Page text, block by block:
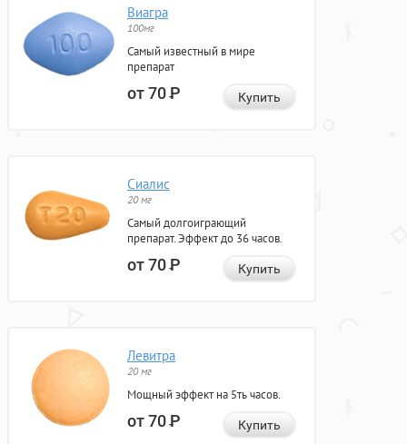
Виагра
100мг
Самый известный в мире
препарат
от 70Р Купить
Сиалис
20 мг
Самый долгоиграющий
препарат. Эффект до 36 часов.
от 70Р Купить
Левитра
20 мг
Мощный эффект на 5ть часов.
от 70Р Купить